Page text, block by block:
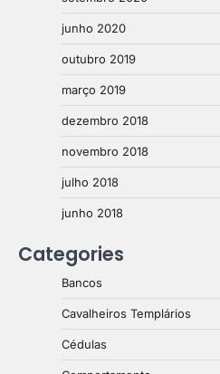
junho 2020
outubro 2019
março 2019
dezembro 2018
novembro 2018
julho 2018
junho 2018
Categories
Bancos
Cavalheiros Templários
Cédulas